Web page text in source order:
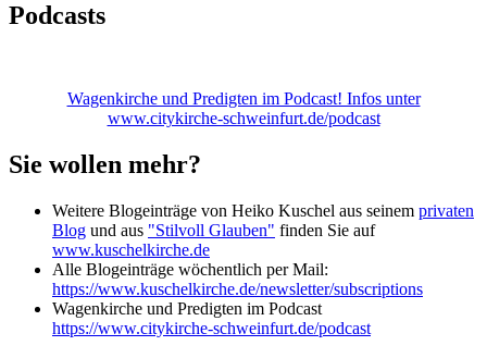
Podcasts
Wagenkirche und Predigten im Podcast! Infos unter
www.citykirche-schweinfurt.de/podcast
Sie wollen mehr?
Weitere Blogeinträge von Heiko Kuschel aus seinem privaten
Blog und aus "Stilvoll Glauben" finden Sie auf
www.kuschelkirche.de
Alle Blogeinträge wöchentlich per Mail:
https://www.kuschelkirche.de/newsletter/subscriptions
Wagenkirche und Predigten im Podcast
https://www.citykirche-schweinfurt.de/podcast